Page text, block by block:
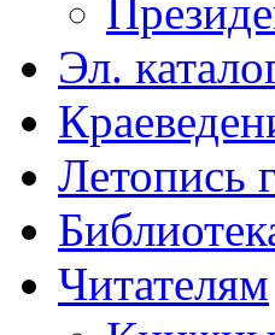
Эл.
Летопись
Читателям